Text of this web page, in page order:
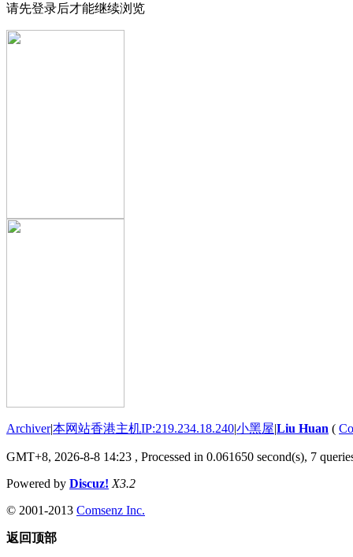
请先登录后才能继续浏览
Archiver|本网站香港主机IP:219.234.18.240|小黑屋|Liu Huan (
GMT+8, 2026-8-8 14:23 , Processed in 0.061650 second(s), 7
Powered by Discuz! X3.2
© 2001-2013 Comsenz Inc.
返回顶部